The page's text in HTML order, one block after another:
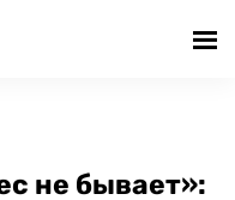
не бывает»: